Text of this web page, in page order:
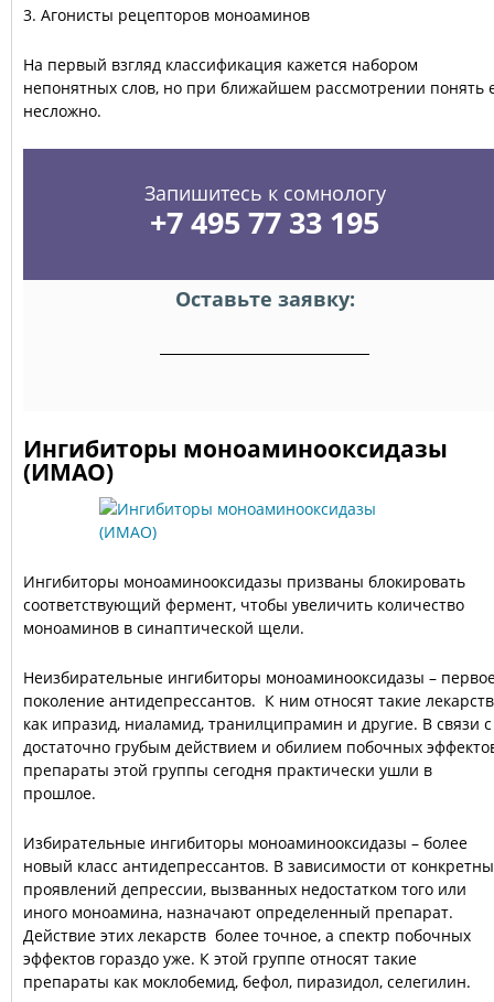
3. Агонисты рецепторов моноаминов
На первый взгляд классификация кажется набором
непонятных слов, но при ближайшем рассмотрении понять
несложно.
Запишитесь к сомнологу
+7 495 77 33 195
Оставьте заявку:
Ингибиторы моноаминооксидазы
(ИМАО)
Ингибиторы моноаминооксидазы призваны блокировать
соответствующий фермент, чтобы увеличить количество
моноаминов в синаптической щели.
Неизбирательные ингибиторы моноаминооксидазы –
поколение антидепрессантов. К ним относят такие
как ипразид, ниаламид, транилципрамин и другие. В связи с
достаточно грубым действием и обилием побочных
препараты этой группы сегодня практически ушли в
прошлое.
Избирательные ингибиторы моноаминооксидазы – более
новый класс антидепрессантов. В зависимости от
проявлений депрессии, вызванных недостатком того или
иного моноамина, назначают определенный препарат.
Действие этих лекарств более точное, а спектр побочных
эффектов гораздо уже. К этой группе относят такие
препараты как моклобемид, бефол, пиразидол, селегилин.